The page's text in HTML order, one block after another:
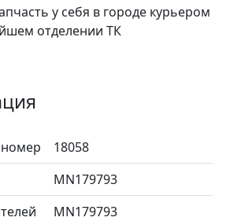
у себя в городе курьером
отделении ТК
18058
MN179793
MN179793